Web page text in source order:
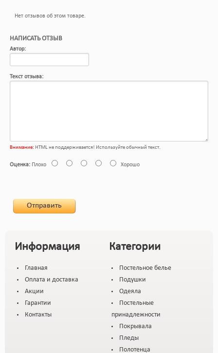
Нет отзывов об этом товаре.
НАПИСАТЬ ОТЗЫВ
Автор:
Текст отзыва:
Внимание: HTML не поддерживается! Используйте обычный текст.
Оценка: Плохо Хорошо
Отправить
Информация
Главная
Оплата и доставка
Акции
Гарантии
Контакты
Категории
Постельное белье
Подушки
Одеяла
Постельные
принадлежности
Покрывала
Пледы
Полотенца